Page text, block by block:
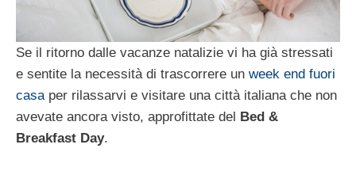
Se il ritorno dalle vacanze natalizie vi ha già stressati
e sentite la necessità di trascorrere un week end fuori
casa per rilassarvi e visitare una città italiana che non
avevate ancora visto, approfittate del
Bed &
Breakfast Day.